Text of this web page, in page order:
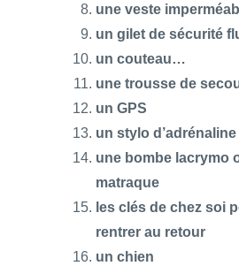
une veste
un gilet de sécurité
un couteau…
une trousse de
un GPS
un stylo d’adrénaline
une bombe lacrymo
matraque
les clés de chez soi
rentrer au retour
un chien